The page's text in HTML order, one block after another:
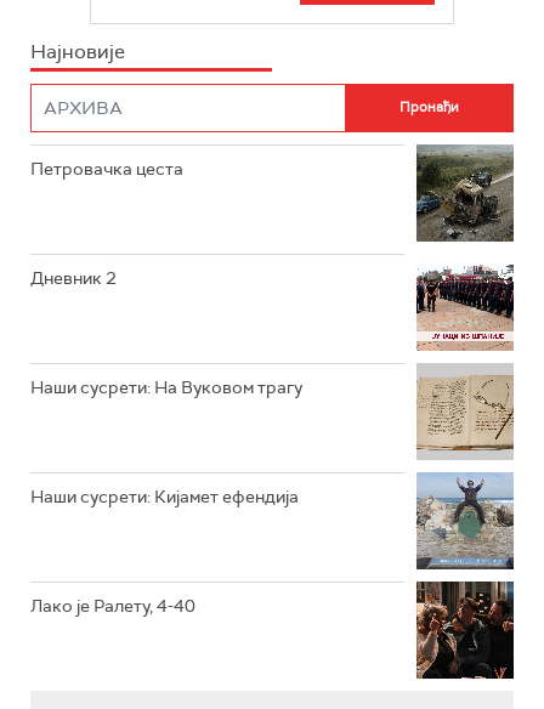
Најновије
Петровачка цеста
Дневник 2
Наши сусрети: На Вуковом трагу
Наши сусрети: Кијамет ефендија
Лако је Ралету, 4-40